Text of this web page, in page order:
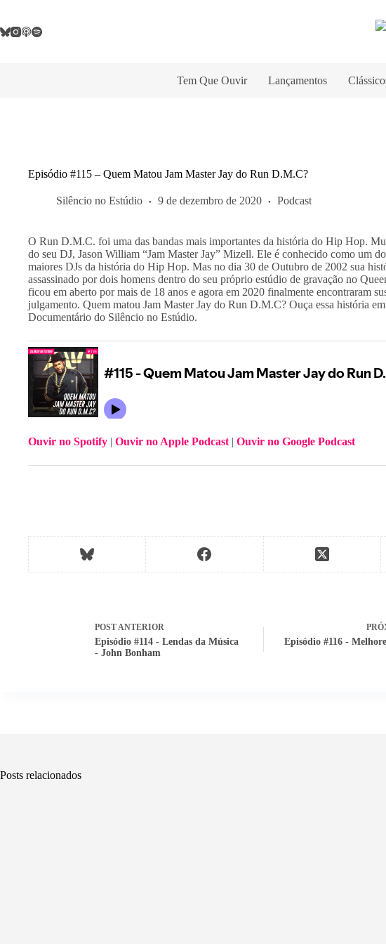
o
Tem Que Ouvir Lançamentos
Episódio #115 – Quem Matou Jam Master Jay do Run D.M.C?
Silêncio no Estúdio 9 de dezembro de 2020 Podcast
O Run D.M.C. foi uma das bandas mais importantes da história do Hip Hop.
do seu DJ, Jason William “Jam Master Jay” Mizell. Ele é conhecido como um
maiores DJs da história do Hip Hop. Mas no dia 30 de Outubro de 2002 sua
assassinado por dois homens dentro do seu próprio estúdio de gravação no
ficou em aberto por mais de 18 anos e agora em 2020 finalmente encontraram
julgamento. Quem matou Jam Master Jay do Run D.M.C? Ouça essa história
Documentário do Silêncio no Estúdio.
Ouvir no Spotify | Ouvir no Apple Podcast | Ouvir no Google Podcast
POST ANTERIOR
Episódio #114 - Lendas da Música
- John Bonham
Episódio #116 -
Posts relacionados